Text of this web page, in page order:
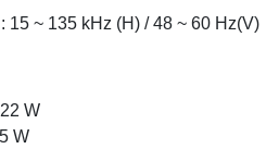
15 ~ 135 kHz (H) / 48 ~ 60 Hz(V)
W
W